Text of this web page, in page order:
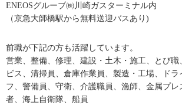
ENEOSグルーブ㈱川崎ガスターミナル内
（京急大師橋駅から無料送迎バスあり)
前職が下記の方も活躍しています。
営業、整備、修理、建設・土木・施工、とび職
ビス、清掃員、倉庫作業員、製造・工場、ドラ
フ、警備員、守衛、介護職員、漁師、金属プ
者、海上自衛隊、船員